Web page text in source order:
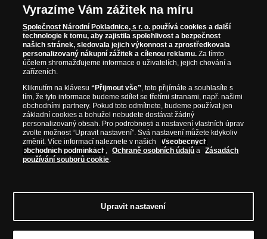
Vyrazíme Vám zážitek na míru
Společnost Národní Pokladnice, s r. o. používá cookies a další
technologie k tomu, aby zajistila spolehlivost a bezpečnost
našich stránek, sledovala jejich výkonnost a zprostředkovala
personalizovaný nákupní zážitek a cílenou reklamu. Za tímto
účelem shromažďujeme informace o uživatelích, jejich chování a
zařízeních.
Kliknutím na klávesu“Přijmout vše”, toto přijímáte a souhlasíte s
tím, že tyto informace budeme sdílet se třetími stranami, např. našimi
obchodními partnery. Pokud toto odmítnete, budeme používat jen
základní cookies a bohužel nebudete dostávat žádný
personalizovaný obsah. Pro podrobnosti a nastavení vlastních úprav
zvolte možnost “Upravit nastavení”. Svá nastavení můžete kdykoliv
změnit. Více informací naleznete v našich
Všeobecných
obchodních podmínkách , Ochraně osobních údajů a
Zásadách
používání souborů cookie.
Upravit nastavení